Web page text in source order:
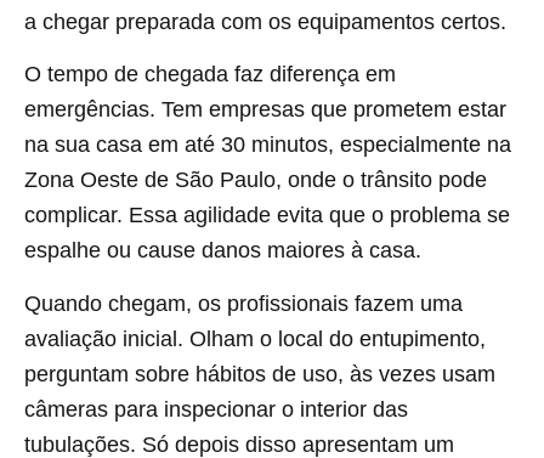
a chegar preparada com os equipamentos certos.
O tempo de chegada faz diferença em
emergências. Tem empresas que prometem estar
na sua casa em até 30 minutos, especialmente na
Zona Oeste de São Paulo, onde o trânsito pode
complicar. Essa agilidade evita que o problema se
espalhe ou cause danos maiores à casa.
Quando chegam, os profissionais fazem uma
avaliação inicial. Olham o local do entupimento,
perguntam sobre hábitos de uso, às vezes usam
câmeras para inspecionar o interior das
tubulações. Só depois disso apresentam um